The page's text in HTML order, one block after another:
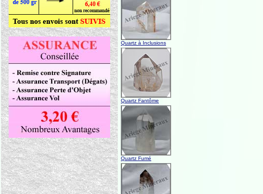
Quartz à Inclusions
Quartz Fantôme
Quartz Fumé